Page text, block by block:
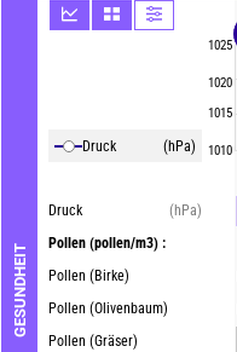
GESUNDHEIT
Druck (hPa)
Druck
(hPa)
Pollen (pollen/m3) :
Pollen (Birke)
Pollen (Olivenbaum)
Pollen (Gräser)
1025
1020
1015
1010